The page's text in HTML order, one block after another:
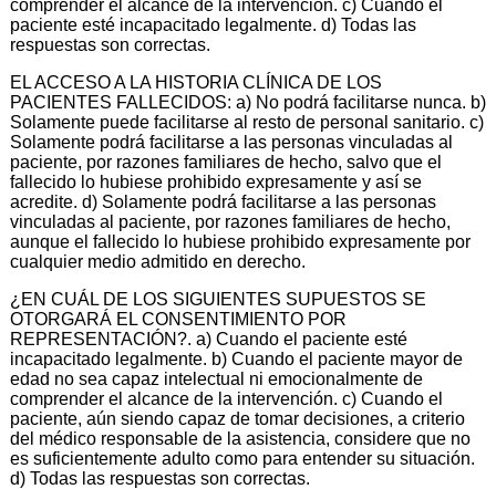
comprender el alcance de la intervención. c) Cuando el
paciente esté incapacitado legalmente. d) Todas las
respuestas son correctas.
EL ACCESO A LA HISTORIA CLÍNICA DE LOS
PACIENTES FALLECIDOS: a) No podrá facilitarse nunca. b)
Solamente puede facilitarse al resto de personal sanitario. c)
Solamente podrá facilitarse a las personas vinculadas al
paciente, por razones familiares de hecho, salvo que el
fallecido lo hubiese prohibido expresamente y así se
acredite. d) Solamente podrá facilitarse a las personas
vinculadas al paciente, por razones familiares de hecho,
aunque el fallecido lo hubiese prohibido expresamente por
cualquier medio admitido en derecho.
¿EN CUÁL DE LOS SIGUIENTES SUPUESTOS SE
OTORGARÁ EL CONSENTIMIENTO POR
REPRESENTACIÓN?. a) Cuando el paciente esté
incapacitado legalmente. b) Cuando el paciente mayor de
edad no sea capaz intelectual ni emocionalmente de
comprender el alcance de la intervención. c) Cuando el
paciente, aún siendo capaz de tomar decisiones, a criterio
del médico responsable de la asistencia, considere que no
es suficientemente adulto como para entender su situación.
d) Todas las respuestas son correctas.